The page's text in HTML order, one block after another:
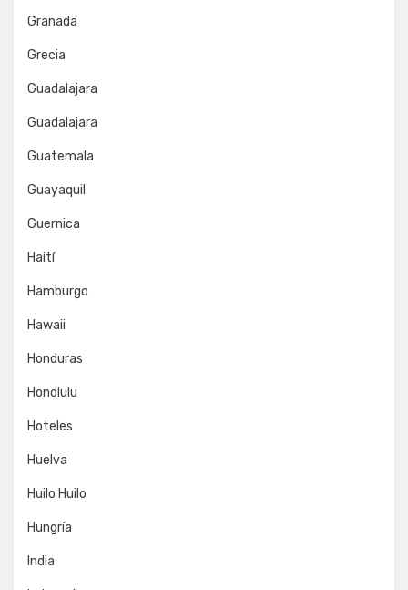
Granada
Grecia
Guadalajara
Guadalajara
Guatemala
Guayaquil
Guernica
Haití
Hamburgo
Hawaii
Honduras
Honolulu
Hoteles
Huelva
Huilo Huilo
Hungría
India